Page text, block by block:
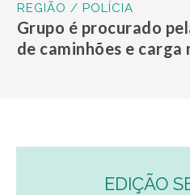
REGIÃO / POLÍCIA
Grupo é procurado
de caminhões e carga
EDIÇÃO